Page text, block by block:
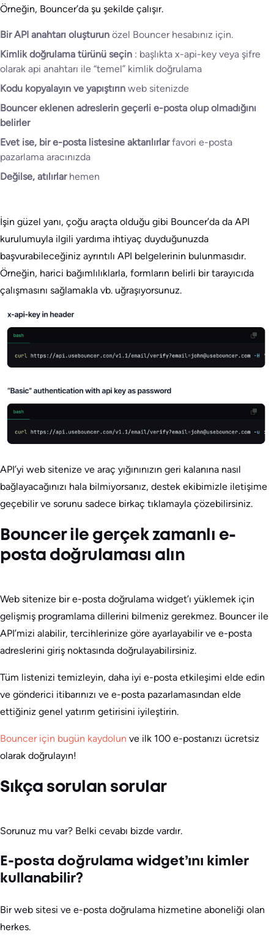
Örneğin, Bouncer’da şu şekilde çalışır.
Bir API anahtarı oluşturun özel Bouncer hesabınız için.
Kimlik doğrulama türünü seçin : başlıkta x-api-key veya şifre
olarak api anahtarı ile “temel” kimlik doğrulama
Kodu kopyalayın ve yapıştırın web sitenizde
Bouncer eklenen adreslerin geçerli e-posta olup olmadığını
belirler
Evet ise, bir e-posta listesine aktarılırlarfavori e-posta
pazarlama aracınızda
Değilse, atılırlar hemen
İşin güzel yanı, çoğu araçta olduğu gibi Bouncer’da da API
kurulumuyla ilgili yardıma ihtiyaç duyduğunuzda
başvurabileceğiniz ayrıntılı API belgelerinin bulunmasıdır.
Örneğin, harici bağımlılıklarla, formların belirli bir tarayıcıda
çalışmasını sağlamakla vb. uğraşıyorsunuz.
API’yi web sitenize ve araç yığınınızın geri kalanına nasıl
bağlayacağınızı hala bilmiyorsanız, destek ekibimizle iletişime
geçebilir ve sorunu sadece birkaç tıklamayla çözebilirsiniz.
Bouncer ile gerçek zamanlı e-
posta doğrulaması alın
Web sitenize bir e-posta doğrulama widget’ı yüklemek için
gelişmiş programlama dillerini bilmeniz gerekmez. Bouncer ile
API’mizi alabilir, tercihlerinize göre ayarlayabilir ve e-posta
adreslerini giriş noktasında doğrulayabilirsiniz.
Tüm listenizi temizleyin, daha iyi e-posta etkileşimi elde edin
ve gönderici itibarınızı ve e-posta pazarlamasından elde
ettiğiniz genel yatırım getirisini iyileştirin.
Bouncer için bugün kaydolun ve ilk 100 e-postanızı ücretsiz
olarak doğrulayın!
Sıkça sorulan sorular
Sorunuz mu var? Belki cevabı bizde vardır.
E-posta doğrulama widget’ını kimler
kullanabilir?
Bir web sitesi ve e-posta doğrulama hizmetine aboneliği olan
herkes.